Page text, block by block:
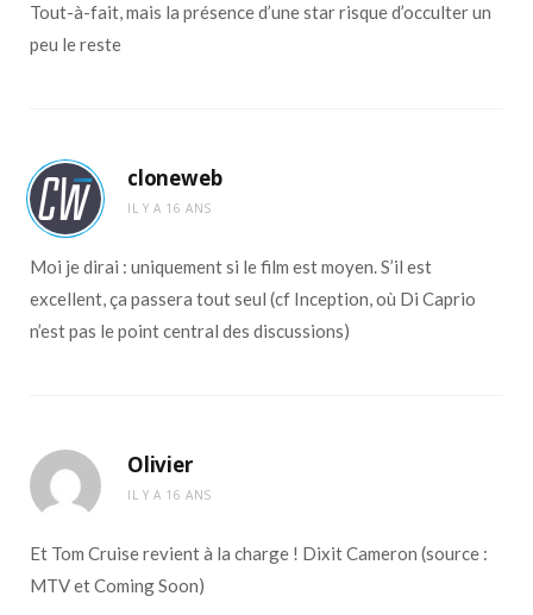
Tout-à-fait, mais la présence d’une star risque d’occulter un
peu le reste
cloneweb
IL Y A 16 ANS
Moi je dirai : uniquement si le film est moyen. S’il est
excellent, ça passera tout seul (cf Inception, où Di Caprio
n’est pas le point central des discussions)
Olivier
IL Y A 16 ANS
Et Tom Cruise revient à la charge ! Dixit Cameron (source :
MTV et Coming Soon)